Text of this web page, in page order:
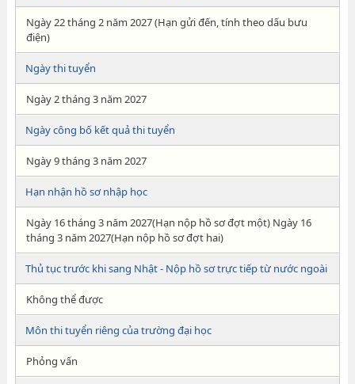
Ngày 22 tháng 2 năm 2027 (Hạn gửi đến, tính theo dấu bưu
điện)
Ngày thi tuyển
Ngày 2 tháng 3 năm 2027
Ngày công bố kết quả thi tuyển
Ngày 9 tháng 3 năm 2027
Hạn nhận hồ sơ nhập học
Ngày 16 tháng 3 năm 2027(Hạn nộp hồ sơ đợt một) Ngày 16
tháng 3 năm 2027(Hạn nộp hồ sơ đợt hai)
Thủ tục trước khi sang Nhật - Nộp hồ sơ trực tiếp từ nước ngoài
Không thể được
Môn thi tuyển riêng của trường đại học
Phỏng vấn